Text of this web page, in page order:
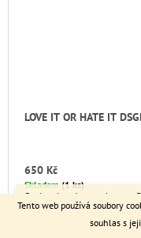
Tento web používá soubory
souhlas s
Registruj se do newsletteru.
novinkách, čerpej speciální
LOVE IT OR HATE IT
650 Kč
Skladem(1 ks)
AKCE